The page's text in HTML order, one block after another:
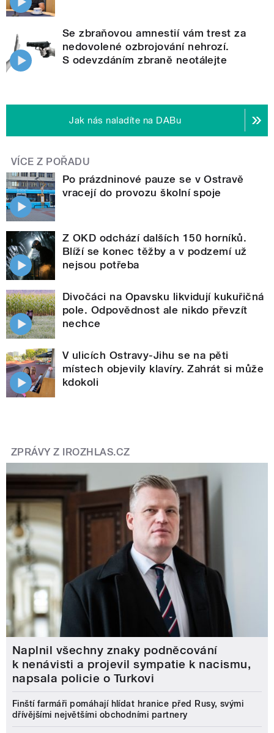
Se zbraňovou amnestií vám trest za
nedovolené ozbrojování nehrozí.
S odevzdáním zbraně neotálejte
Jak nás naladíte na DABu
VÍCE Z POŘADU
Po prázdninové pauze se v Ostravě
vracejí do provozu školní spoje
Z OKD odchází dalších 150 horníků.
Blíží se konec těžby a v podzemí už
nejsou potřeba
Divočáci na Opavsku likvidují kukuřičná
pole. Odpovědnost ale nikdo převzít
nechce
V ulicích Ostravy-Jihu se na pěti
místech objevily klavíry. Zahrát si může
kdokoli
ZPRÁVY Z IROZHLAS.CZ
Naplnil všechny znaky podněcování
k nenávisti a projevil sympatie k nacismu,
napsala policie o Turkovi
Finští farmáři pomáhají hlídat hranice před Rusy, svými
dřívějšími největšími obchodními partnery